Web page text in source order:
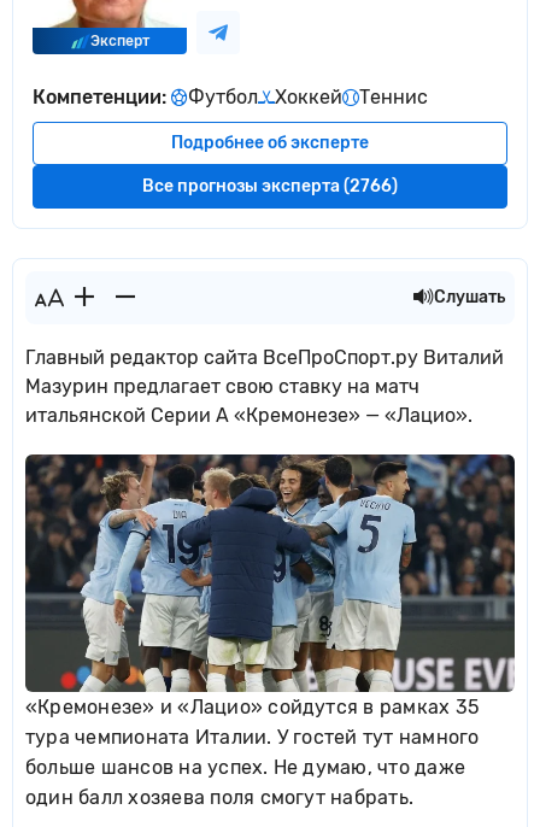
Эксперт
Подробнее об эксперте
Все прогнозы эксперта (2766)
Компетенции: Футбол Хоккей Теннис
Слушать
Главный редактор сайта ВсеПроСпорт.ру Виталий
Мазурин предлагает свою ставку на матч
итальянской Серии А «Кремонезе» — «Лацио».
«Кремонезе» и «Лацио» сойдутся в рамках 35
тура чемпионата Италии. У гостей тут намного
больше шансов на успех. Не думаю, что даже
один балл хозяева поля смогут набрать.